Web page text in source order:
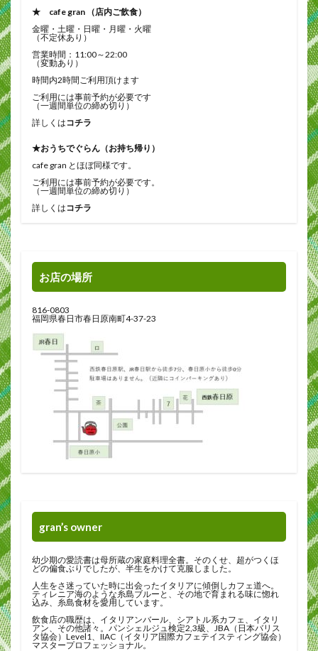
★ cafe gran （店内ご飲食）
金曜・土曜・日曜・月曜・火曜
（不定休あり）
営業時間：11:00～22:00
（変動あり）
時間内2時間ご利用頂けます
ご利用には事前予約が必要です
（一週間単位の締め切り）
詳しくはコチラ
★おうちでぐらん（お持ち帰り）
cafe gran とほぼ同様です。
ご利用には事前予約が必要です。
（一週間単位の締め切り）
詳しくはコチラ
お店の場所
816-0803
福岡県春日市春日原南町4-37-23
gran’s owner
幼少期の愛読書は母所蔵の家庭料理全書。そのくせ、超がつくほ
どの偏食ぶりでしたが、半生をかけて克服しました。
人生をさ迷っていた時に出会ったイタリアに傾倒しカフェ道へ。
ティレニア海のような糸島ブルーと、その地で育まれる味に惚れ
込み、糸島食材を愛用しています。
飲食店の職歴は、イタリアンバール、シアトル系カフェ、イタリ
アン、その他諸々。パンシェルジュ検定2,3級、JBA（日本バリス
タ協会）Level1、IIAC（イタリア国際カフェテイスティング協会）
マスタープロフェッショナル。